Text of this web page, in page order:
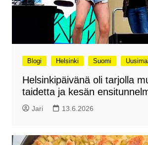
Blogi Helsinki Suomi
Helsinkipäivänä oli tarjolla
taidetta ja kesän
Jari 13.6.2026